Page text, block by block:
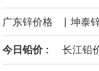
景的线索。
令市场通胀
广东锌价格 | 坤泰
今日铅价 : 长江铅